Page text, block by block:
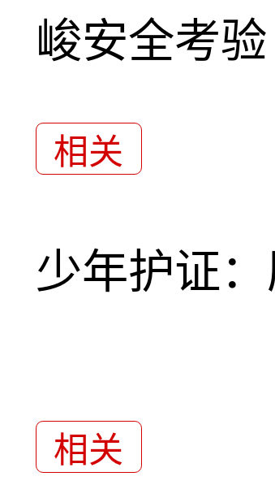
峻安全考验
相关
少年护证
相关